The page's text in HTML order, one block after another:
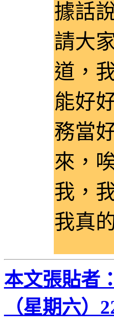
據話
請大
道，
能好
務當
來，
我，
我真
本文張貼者
（星期六）